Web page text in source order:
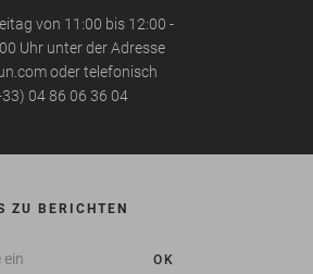
von 11:00 bis 12:00 -
Uhr unter der Adresse
oder telefonisch
04 86 06 36 04
ZU BERICHTEN
OK